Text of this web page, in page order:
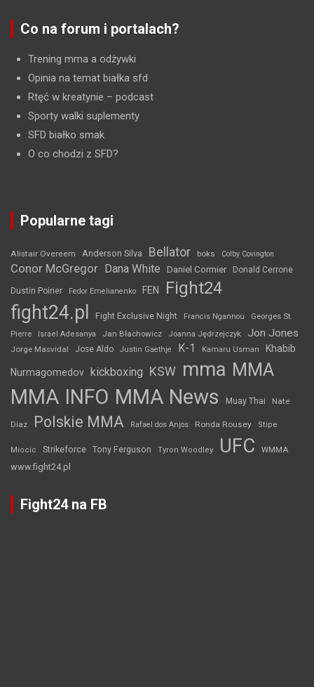
Co na forum i portalach?
Trening mma a odżywki
Opinia na temat białka sfd
Rtęć w kreatynie – podcast
Sporty walki suplementy
SFD białko smak
O co chodzi z SFD?
Popularne tagi
Alistair Overeem Anderson Silva Bellator boks Colby Covington
Conor McGregor Dana White Daniel Cormier Donald Cerrone
Dustin Poirier Fedor Emelianenko FEN Fight24
fight24.pl Fight Exclusive Night Francis Ngannou
Georges St.
Pierre
Israel Adesanya Jan Błachowicz Joanna Jędrzejczyk Jon Jones
Jorge Masvidal Jose Aldo Justin Gaethje K-1 Kamaru Usman Khabib
Nurmagomedov kickboxing KSW mma MMA
MMA INFO MMA News Muay Thai Nate
Diaz Polskie MMA Rafael dos Anjos Ronda Rousey Stipe
Miocic Strikeforce Tony Ferguson Tyron Woodley UFC WMMA
www.fight24.pl
Fight24 na FB